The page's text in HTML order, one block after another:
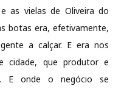
as vielas de Oliveira do
botas era, efetivamente,
a calçar. E era nos
cidade, que produtor e
E onde o negócio se